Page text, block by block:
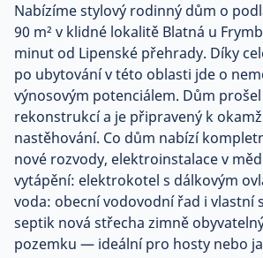
Nabízíme stylový rodinný dům o
90 m² v klidné lokalitě Blatná u
minut od Lipenské přehrady. Díky
po ubytování v této oblasti jde o
výnosovým potenciálem. Dům
rekonstrukcí a je připravený k
nastěhování. Co dům nabízí
nové rozvody, elektroinstalace v
vytápění: elektrokotel s dálkovým
voda: obecní vodovodní řad i vlastní
septik nová střecha zimně
pozemku — ideální pro hosty nebo